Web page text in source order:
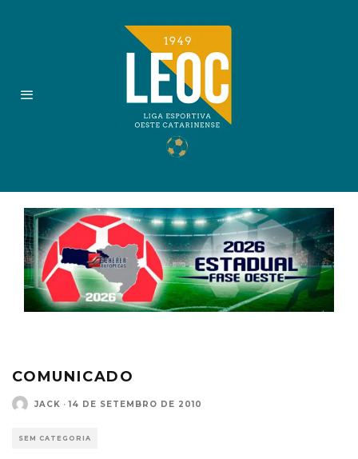
COMUNICADO
JACK · 14 DE SETEMBRO DE 2010
SEM CATEGORIA